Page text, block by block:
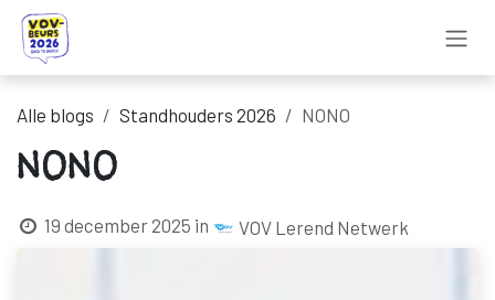
Overslaan naar inhoud
Alle blogs Standhouders 2026 NONO
NONO
19 december 2025 in VOV Lerend Netwerk